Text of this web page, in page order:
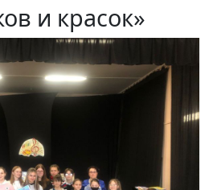
и красок»